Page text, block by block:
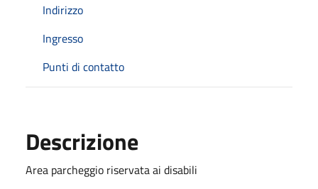
Indirizzo
Ingresso
Punti di contatto
Descrizione
Area parcheggio riservata ai disabili